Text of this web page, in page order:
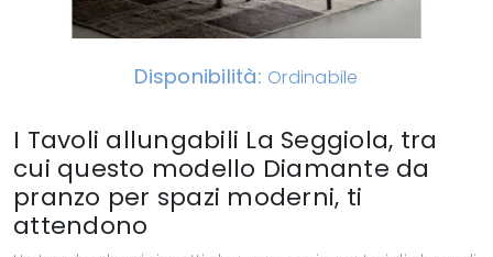
Disponibilità: Ordinabile
I Tavoli allungabili La Seggiola, tra
cui questo modello Diamante da
pranzo per spazi moderni, ti
attendono